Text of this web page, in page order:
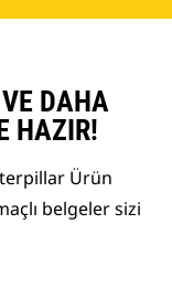
DAHA
HAZIR!
Ürün
belgeler sizi